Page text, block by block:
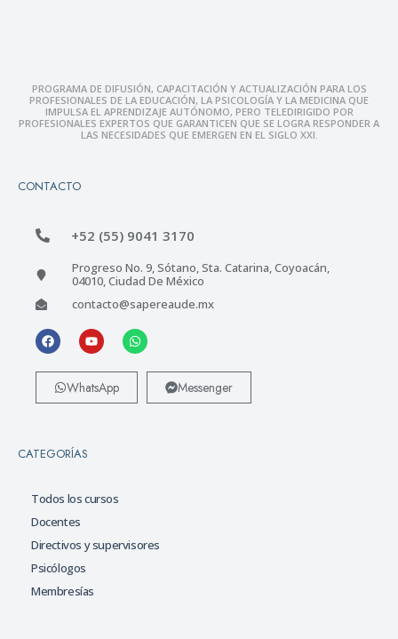
PROGRAMA DE DIFUSIÓN, CAPACITACIÓN Y ACTUALIZACIÓN PARA LOS
PROFESIONALES DE LA EDUCACIÓN, LA PSICOLOGÍA Y LA MEDICINA QUE
IMPULSA EL APRENDIZAJE AUTÓNOMO, PERO TELEDIRIGIDO POR
PROFESIONALES EXPERTOS QUE GARANTICEN QUE SE LOGRA RESPONDER A
LAS NECESIDADES QUE EMERGEN EN EL SIGLO XXI.
CONTACTO
+52 (55) 9041 3170
Progreso No. 9, Sótano, Sta. Catarina, Coyoacán,
04010, Ciudad De México
contacto@sapereaude.mx
WhatsApp Messenger
CATEGORÍAS
Todos los cursos
Docentes
Directivos y supervisores
Psicólogos
Membresías